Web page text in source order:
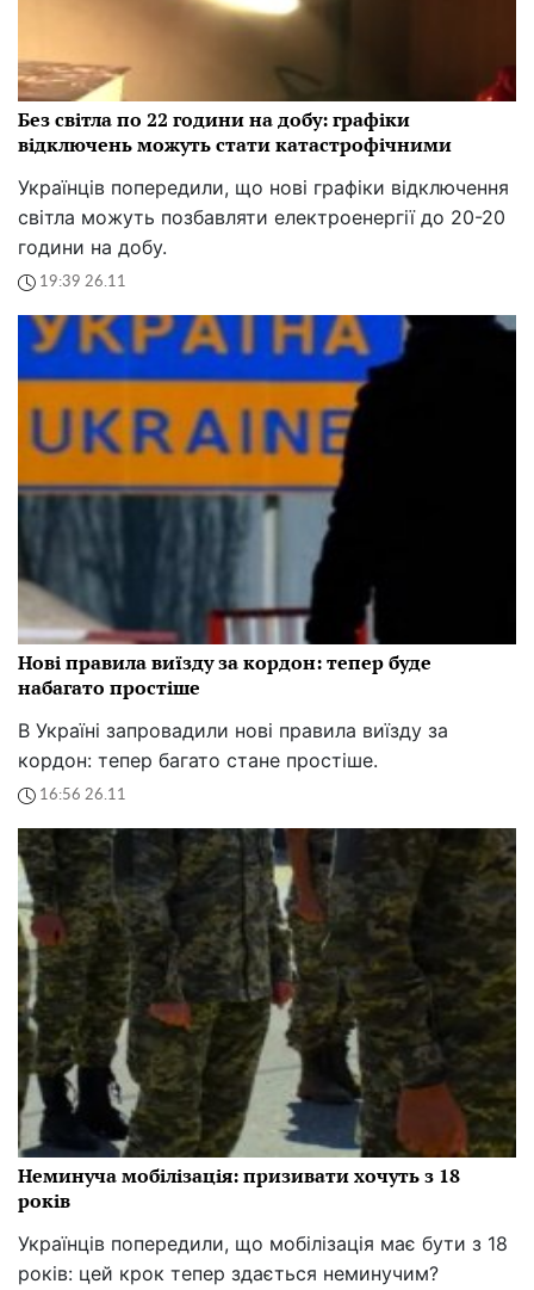
Без світла по 22 години на добу: графіки
відключень можуть стати катастрофічними
Українців попередили, що нові графіки відключення
світла можуть позбавляти електроенергії до 20-20
години на добу.
19:39 26.11
Нові правила виїзду за кордон: тепер буде
набагато простіше
В Україні запровадили нові правила виїзду за
кордон: тепер багато стане простіше.
16:56 26.11
Неминуча мобілізація: призивати хочуть з 18
років
Українців попередили, що мобілізація має бути з 18
років: цей крок тепер здається неминучим?